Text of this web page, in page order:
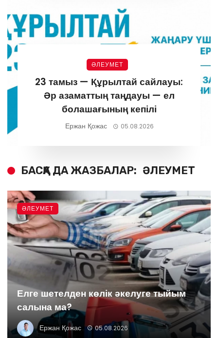
ӘЛЕУМЕТ
23 тамыз — Құрылтай сайлауы:
Әр азаматтың таңдауы — ел
болашағының кепілі
Ержан Қожас 05.08.2026
БАСҚА ДА ЖАЗБАЛАР: ӘЛЕУМЕТ
Елге шетелден көлік әкелуге тыйым
салына ма?
Ержан Қожас 05.08.2026
ӘЛЕУМЕТ